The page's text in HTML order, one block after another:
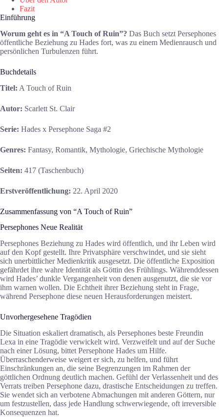
Fazit
Einführung
Worum geht es in “A Touch of Ruin”? Das Buch setzt Persephones
öffentliche Beziehung zu Hades fort, was zu einem Medienrausch und
persönlichen Turbulenzen führt.
Buchdetails
Titel: A Touch of Ruin
Autor: Scarlett St. Clair
Serie: Hades x Persephone Saga #2
Genres: Fantasy, Romantik, Mythologie, Griechische Mythologie
Seiten: 417 (Taschenbuch)
Erstveröffentlichung: 22. April 2020
Zusammenfassung von “A Touch of Ruin”
Persephones Neue Realität
Persephones Beziehung zu Hades wird öffentlich, und ihr Leben wird
auf den Kopf gestellt. Ihre Privatsphäre verschwindet, und sie sieht
sich unerbittlicher Medienkritik ausgesetzt. Die öffentliche Exposition
gefährdet ihre wahre Identität als Göttin des Frühlings. Währenddessen
wird Hades’ dunkle Vergangenheit von denen ausgenutzt, die sie vor
ihm warnen wollen. Die Echtheit ihrer Beziehung steht in Frage,
während Persephone diese neuen Herausforderungen meistert.
Unvorhergesehene Tragödien
Die Situation eskaliert dramatisch, als Persephones beste Freundin
Lexa in eine Tragödie verwickelt wird. Verzweifelt und auf der Suche
nach einer Lösung, bittet Persephone Hades um Hilfe.
Überraschenderweise weigert er sich, zu helfen, und führt
Einschränkungen an, die seine Begrenzungen im Rahmen der
göttlichen Ordnung deutlich machen. Gefühl der Verlassenheit und des
Verrats treiben Persephone dazu, drastische Entscheidungen zu treffen.
Sie wendet sich an verbotene Abmachungen mit anderen Göttern, nur
um festzustellen, dass jede Handlung schwerwiegende, oft irreversible
Konsequenzen hat.